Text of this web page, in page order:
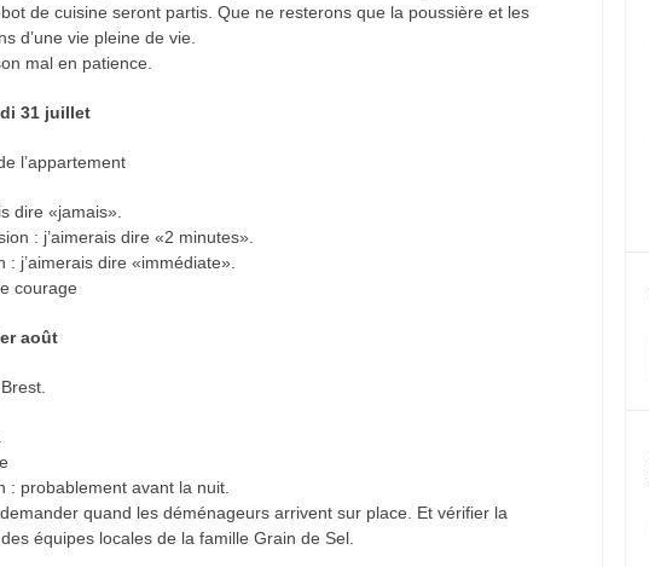
de cuisine seront partis. Que ne resterons que la poussière et les
d’une vie pleine de vie.
mal en patience.
31 juillet
l’appartement
dire «jamais».
: j’aimerais dire «2 minutes».
: j’aimerais dire «immédiate».
courage
août
: probablement avant la nuit.
quand les déménageurs arrivent sur place. Et vérifier la
équipes locales de la famille Grain de Sel.